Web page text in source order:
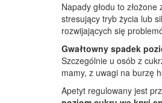
Napady głodu to
stresujący tryb życia lub
rozwijających się
Gwałtowny spadek
Szczególnie u osób z
mamy, z uwagi na burzę
Apetyt regulowany jest